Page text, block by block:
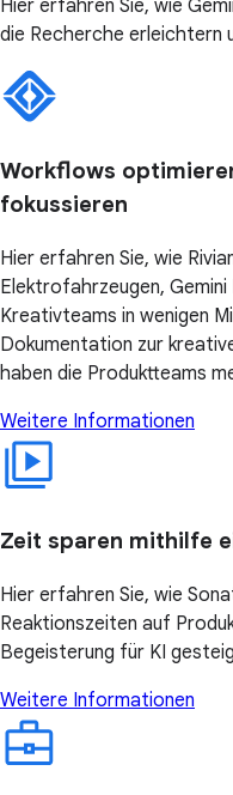
Hier erfahren Sie, wie
die Recherche erleichtern
Workflows
fokussieren
Hier erfahren Sie, wie
Elektrofahrzeugen,
Kreativteams in wenigen
Dokumentation zur
haben die Produktteams
Weitere Informationen
Zeit sparen mithilfe
Hier erfahren Sie, wie
Reaktionszeiten auf
Begeisterung für KI
Weitere Informationen